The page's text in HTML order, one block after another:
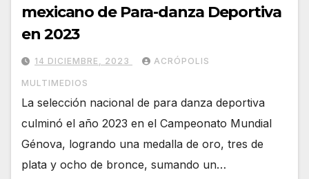
mexicano de Para-danza Deportiva
en 2023
14 DICIEMBRE, 2023 ACRÓPOLIS
MULTIMEDIOS
La selección nacional de para danza deportiva
culminó el año 2023 en el Campeonato Mundial
Génova, logrando una medalla de oro, tres de
plata y ocho de bronce, sumando un…